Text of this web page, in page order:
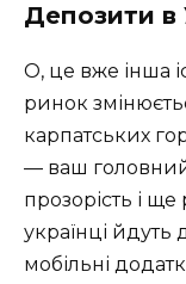
Депозити в
О, це вже інша
ринок
карпатських
— ваш
прозорість і
українці
мобільні